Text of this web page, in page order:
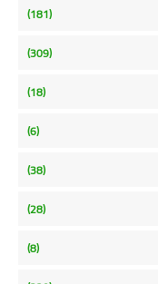
(181)
(309)
(18)
(6)
(38)
(28)
(8)